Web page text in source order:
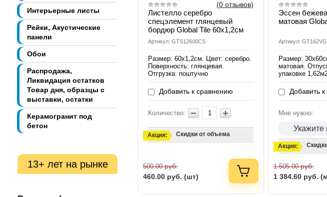
Интерьерные листы
Рейки, Акустические
панели
Обои
Распродажа,
Ликвидация остатков
Товар дня, образцы с
выставки, остатки
Керамогранит под
бетон
13+ лет на рынке
(0 отзывов)
Листелло серебро
спецэлемент глянцевый
бордюр Global Tile 60x1,2см
Артикул: GTS12600CS
Размер: 60x1,2см. Цвет: серебро.
Поверхность: глянцевая.
Отгрузка: поштучно
Добавить к сравнению
Количество:
Акция: Скидки от объема
500.00руб.
460.00 руб. (шт)
Эссен
матовая
Артикул: GT162VG
Размер:
матовая.
упаковке
Добавить
Мне нужно:
Укажите
Акция:
1 505.00руб.
1 384.60 руб.